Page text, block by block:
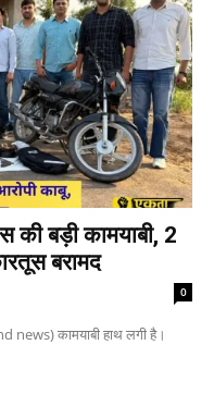
बड़ी कामयाबी, 2
बरामद
0
news) कामयाबी हाथ लगी है।